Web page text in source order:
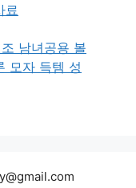
료
남녀공용 볼
모자 득템 성